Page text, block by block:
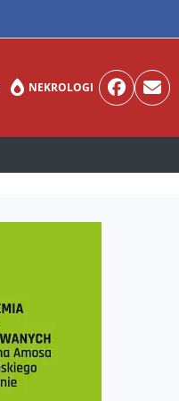
NEKROLOGI